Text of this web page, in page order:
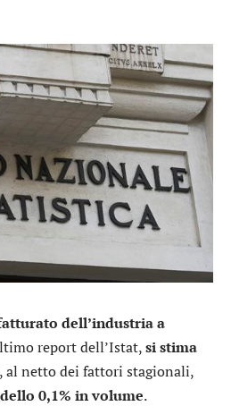
dell’industria a
report dell’Istat,si stima
, al netto dei fattori stagionali,
0,1% in volume.